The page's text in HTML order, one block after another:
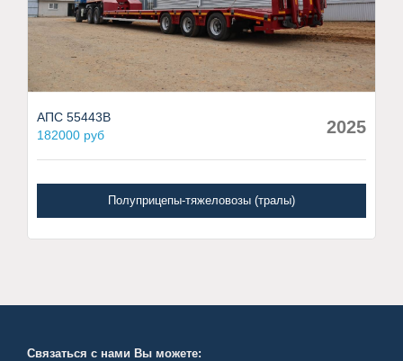
АПС 55443В
182000 руб
2025
Полуприцепы-тяжеловозы (тралы)
Связаться с нами Вы можете: